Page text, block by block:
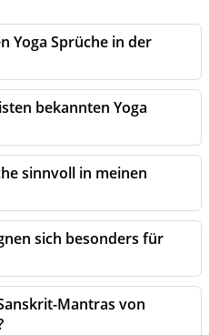
Yoga Sprüche in der
bekannten Yoga
sinnvoll in meinen
sich besonders für
Mantras von